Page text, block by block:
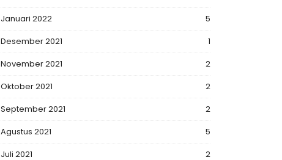
Januari 2022
5
Desember 2021
1
November 2021
2
Oktober 2021
2
September 2021
2
Agustus 2021
5
Juli 2021
2